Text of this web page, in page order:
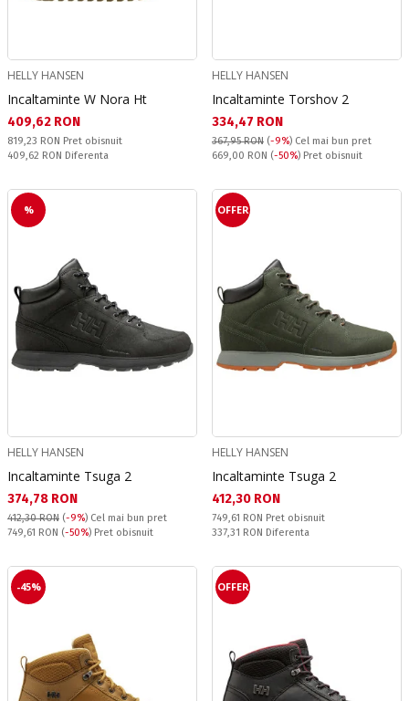
HELLY HANSEN
Incaltaminte W Nora Ht
Текуща цена:
409,62 RON
Pret obisnuit:
819,23 RON Pret obisnuit
Спестявате:
409,62 RON Diferenta
HELLY HANSEN
Incaltaminte Torshov 2
Текуща цена:
334,47 RON
367,95 RON (-9%) Cel mai bun pret
Pret obisnuit:
669,00 RON (-50%) Pret obisnuit
%
HELLY HANSEN
Incaltaminte Tsuga 2
Текуща цена:
374,78 RON
412,30 RON (-9%) Cel mai bun pret
Pret obisnuit:
749,61 RON (-50%) Pret obisnuit
OFFER
HELLY HANSEN
Incaltaminte Tsuga 2
Текуща цена:
412,30 RON
Pret obisnuit:
749,61 RON Pret obisnuit
Спестявате:
337,31 RON Diferenta
-45% OFFER